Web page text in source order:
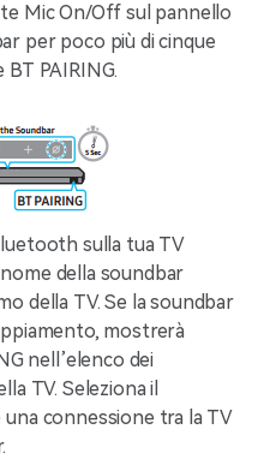
Mic On/Off sul pannello
per poco più di cinque
PAIRING.
sulla tua TV
della soundbar
della TV. Se la soundbar
mostrerà
nell’elenco dei
TV. Seleziona il
connessione tra la TV